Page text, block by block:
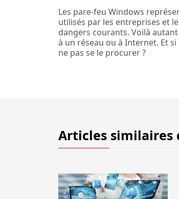
Les pare-feu Windows
utilisés par les entreprises et
dangers courants. Voilà
à un réseau ou à Internet. Et
ne pas se le procurer ?
Articles similaires